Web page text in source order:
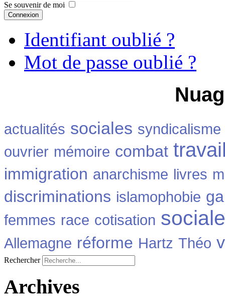
Se souvenir de moi
Connexion
Identifiant oublié ?
Mot de passe oublié ?
actualités sociales syndicalisme
ouvrier mémoire combat
immigration anarchisme livres
discriminations islamophobie
femmes race cotisation sociale
Allemagne réforme Hartz Théo
Rechercher
Archives